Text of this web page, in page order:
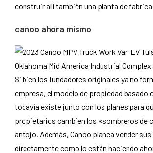
construir allí también una planta de
canoo ahora mismo
Si bien los fundadores originales ya no
empresa, el modelo de propiedad basado
todavía existe junto con los planes para
propietarios cambien los «sombreros de
antojo. Además, Canoo planea vender
directamente como lo están haciendo